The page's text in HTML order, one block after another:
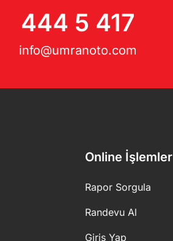
444 5 417
info@umranoto.com
Online İşlemler
Rapor Sorgula
Randevu Al
Giriş Yap